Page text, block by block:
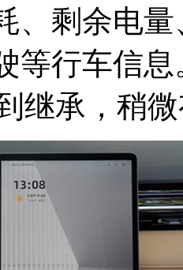
、剩余电
等行车信
继承，稍